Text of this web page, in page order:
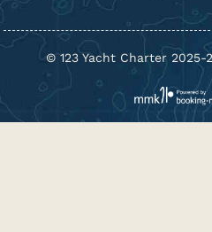
© 123 Yacht Charter